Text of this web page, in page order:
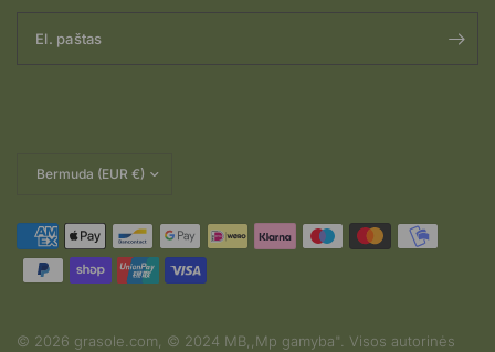
El. paštas
© 2026 grasole.com, © 2024 MB,,Mp gamyba". Visos autorinės